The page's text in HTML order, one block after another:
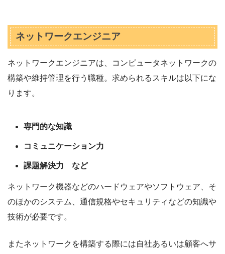
ネットワークエンジニア
ネットワークエンジニアは、コンピュータネットワークの
構築や維持管理を行う職種。求められるスキルは以下にな
ります。
専門的な知識
コミュニケーション力
課題解決力 など
ネットワーク機器などのハードウェアやソフトウェア、そ
のほかのシステム、通信規格やセキュリティなどの知識や
技術が必要です。
またネットワークを構築する際には自社あるいは顧客へサ